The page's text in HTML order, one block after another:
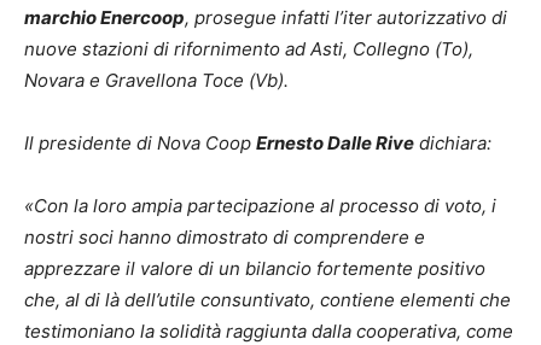
marchio Enercoop, prosegue infatti l’iter autorizzativo di
nuove stazioni di rifornimento ad Asti, Collegno (To),
Novara e Gravellona Toce (Vb).
Il presidente di Nova Coop Ernesto Dalle Rive dichiara:
«Con la loro ampia partecipazione al processo di voto, i
nostri soci hanno dimostrato di comprendere e
apprezzare il valore di un bilancio fortemente positivo
che, al di là dell’utile consuntivato, contiene elementi che
testimoniano la solidità raggiunta dalla cooperativa, come